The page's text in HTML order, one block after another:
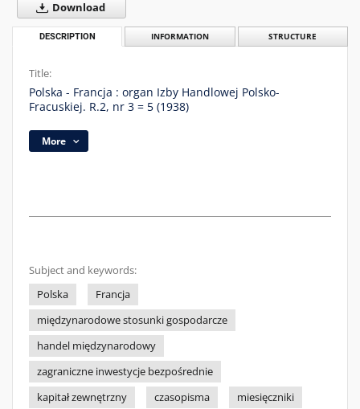
Download
DESCRIPTION INFORMATION STRUCTURE
Title:
Polska - Francja : organ Izby Handlowej Polsko-
Fracuskiej. R.2, nr 3 = 5 (1938)
More
Subject and keywords:
Polska
Francja
międzynarodowe stosunki gospodarcze
handel międzynarodowy
zagraniczne inwestycje bezpośrednie
kapitał zewnętrzny
czasopisma miesięczniki